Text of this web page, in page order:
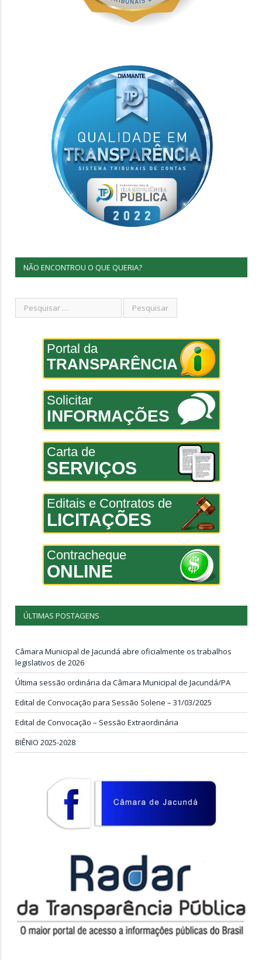
NÃO ENCONTROU O QUE QUERIA?
Portal da
TRANSPARÊNCIA
Solicitar
INFORMAÇÕES
Carta de
SERVIÇOS
Editais e Contratos de
LICITAÇÕES
Contracheque
ONLINE
ÚLTIMAS POSTAGENS
Câmara Municipal de Jacundá abre oficialmente os trabalhos
legislativos de 2026
Última sessão ordinária da Câmara Municipal de Jacundá/PA
Edital de Convocação para Sessão Solene – 31/03/2025
Edital de Convocação – Sessão Extraordinária
BIÊNIO 2025-2028